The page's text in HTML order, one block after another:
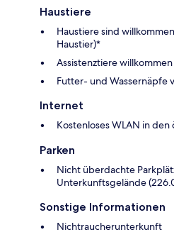
Haustiere
Haustiere sind
Haustier)*
Assistenztiere willkommen
Futter- und Wassernäpfe
Internet
Kostenloses WLAN in
Parken
Nicht überdachte
Unterkunftsgelände
Sonstige Informationen
Nichtraucherunterkunft